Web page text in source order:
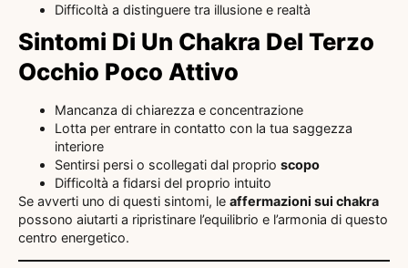
Difficoltà a distinguere tra illusione e realtà
Sintomi Di Un Chakra Del Terzo
Occhio Poco Attivo
Mancanza di chiarezza e concentrazione
Lotta per entrare in contatto con la tua saggezza
interiore
Sentirsi persi o scollegati dal proprio scopo
Difficoltà a fidarsi del proprio intuito
Se avverti uno di questi sintomi, le affermazioni sui chakra
possono aiutarti a ripristinare l’equilibrio e l’armonia di questo
centro energetico.